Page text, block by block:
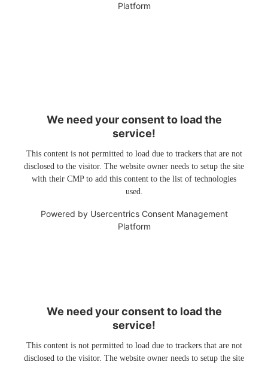
Platform
We need your consent to load the
service!
This content is not permitted to load due to trackers that are not
disclosed to the visitor. The website owner needs to setup the site
with their CMP to add this content to the list of technologies
used.
Powered by Usercentrics Consent Management
Platform
We need your consent to load the
service!
This content is not permitted to load due to trackers that are not
disclosed to the visitor. The website owner needs to setup the site